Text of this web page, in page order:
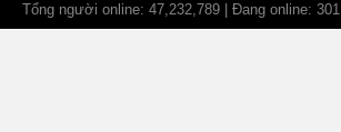
Tổng người online: 47,232,789 | Đang online: 301